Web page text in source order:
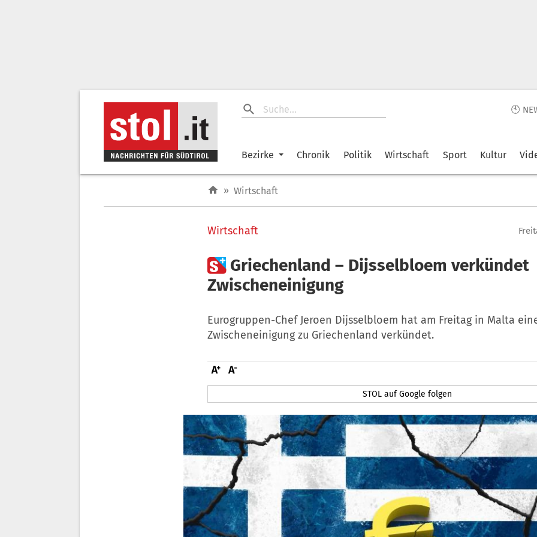
🕙
Bezirke Chronik Politik Wirtschaft Sport Kultur
» Wirtschaft
Wirtschaft
 Griechenland – Dijsselbloem verkündet
Zwischeneinigung
Eurogruppen-Chef Jeroen Dijsselbloem hat am Freitag in Malta
Zwischeneinigung zu Griechenland verkündet.
STOL auf Google folgen